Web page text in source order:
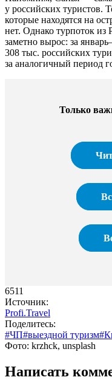
у российских туристов.
которые находятся на
нет. Однако турпоток из
заметно вырос: за
308 тыс. российских
за аналогичный период
Только
6511
Источник:
Profi.Travel
Поделитесь:
#ЧП#выездной туризм
Фото: krzhck, unsplash
Написать